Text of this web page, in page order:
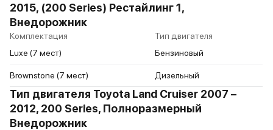
2015, (200 Series) Рестайлинг 1,
Внедорожник
Комплектация
Тип двигателя
Luxe (7 мест)
Бензиновый
Brownstone (7 мест) Дизельный
Тип двигателя Toyota Land Cruiser 2007 –
2012, 200 Series, Полноразмерный
Внедорожник